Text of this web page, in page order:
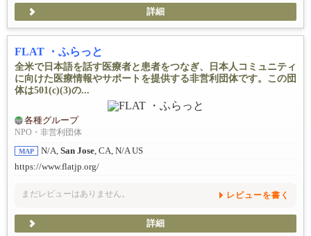
詳細
FLAT ・ふらっと
全米で日本語を話す医療者と患者をつなぎ、日本人コミュニティ
に向けた医療情報やサポートを提供する非営利団体です。この団
体は501(c)(3)の...
各種グループ
NPO・非営利団体
MAP N/A, San Jose, CA, N/A US
https://www.flatjp.org/
まだレビューはありません。 レビューを書く
詳細